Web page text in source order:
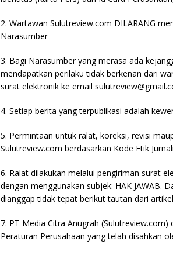
2. Wartawan Sulutreview.com DILARANG
Narasumber
3. Bagi Narasumber yang merasa ada
mendapatkan perilaku tidak berkenan dari
surat elektronik ke email
4. Setiap berita yang terpublikasi adalah
5. Permintaan untuk ralat, koreksi, revisi
Sulutreview.com berdasarkan Kode Etik
6. Ralat dilakukan melalui pengiriman surat
dengan menggunakan subjek: HAK JAWAB.
dianggap tidak tepat berikut tautan dari
7. PT Media Citra Anugrah
Peraturan Perusahaan yang telah disahkan